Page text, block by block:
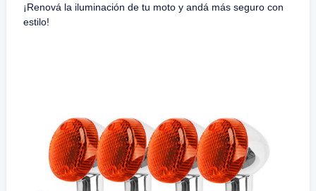
¡Renová la iluminación de tu moto y andá más seguro con
estilo!